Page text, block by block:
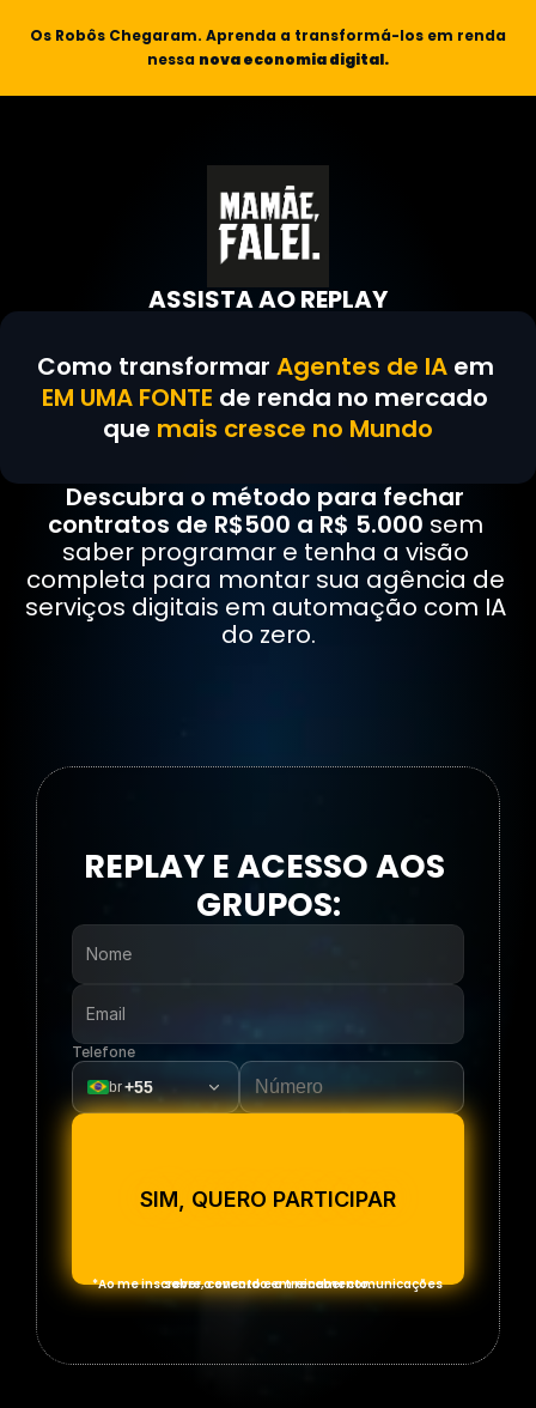
Os Robôs Chegaram. Aprenda a transformá-los em renda
nessa nova economia digital.
ASSISTA AO REPLAY
Como transformar Agentes de IA
EM UMA FONTE de renda no mercado
que mais cresce no Mundo
Descubra o método para fechar
contratos de R$500 a R$ 5.000 sem
saber programar e tenha a visão
completa para montar sua agência de
serviços digitais em automação com IA
do zero.
REPLAY E ACESSO AOS
GRUPOS:
Telefone
br+55
SIM, QUERO PARTICIPAR
*Ao me inscrever, concordo em receber comunicações sobre o evento e o treinamento.